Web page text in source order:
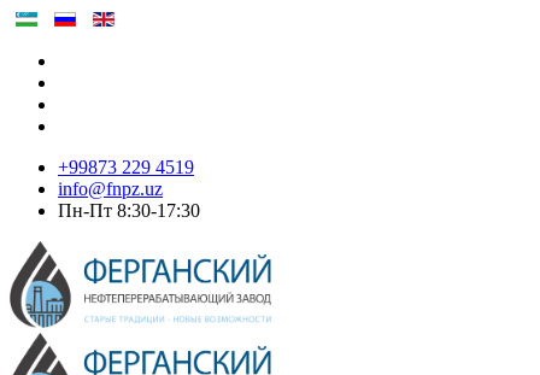
+99873 229 4519
info@fnpz.uz
Пн-Пт 8:30-17:30